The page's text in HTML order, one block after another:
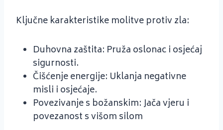
Ključne karakteristike molitve protiv zla:
Duhovna zaštita: Pruža oslonac i osjećaj
sigurnosti.
Čišćenje energije: Uklanja negativne
misli i osjećaje.
Povezivanje s božanskim: Jača vjeru i
povezanost s višom silom